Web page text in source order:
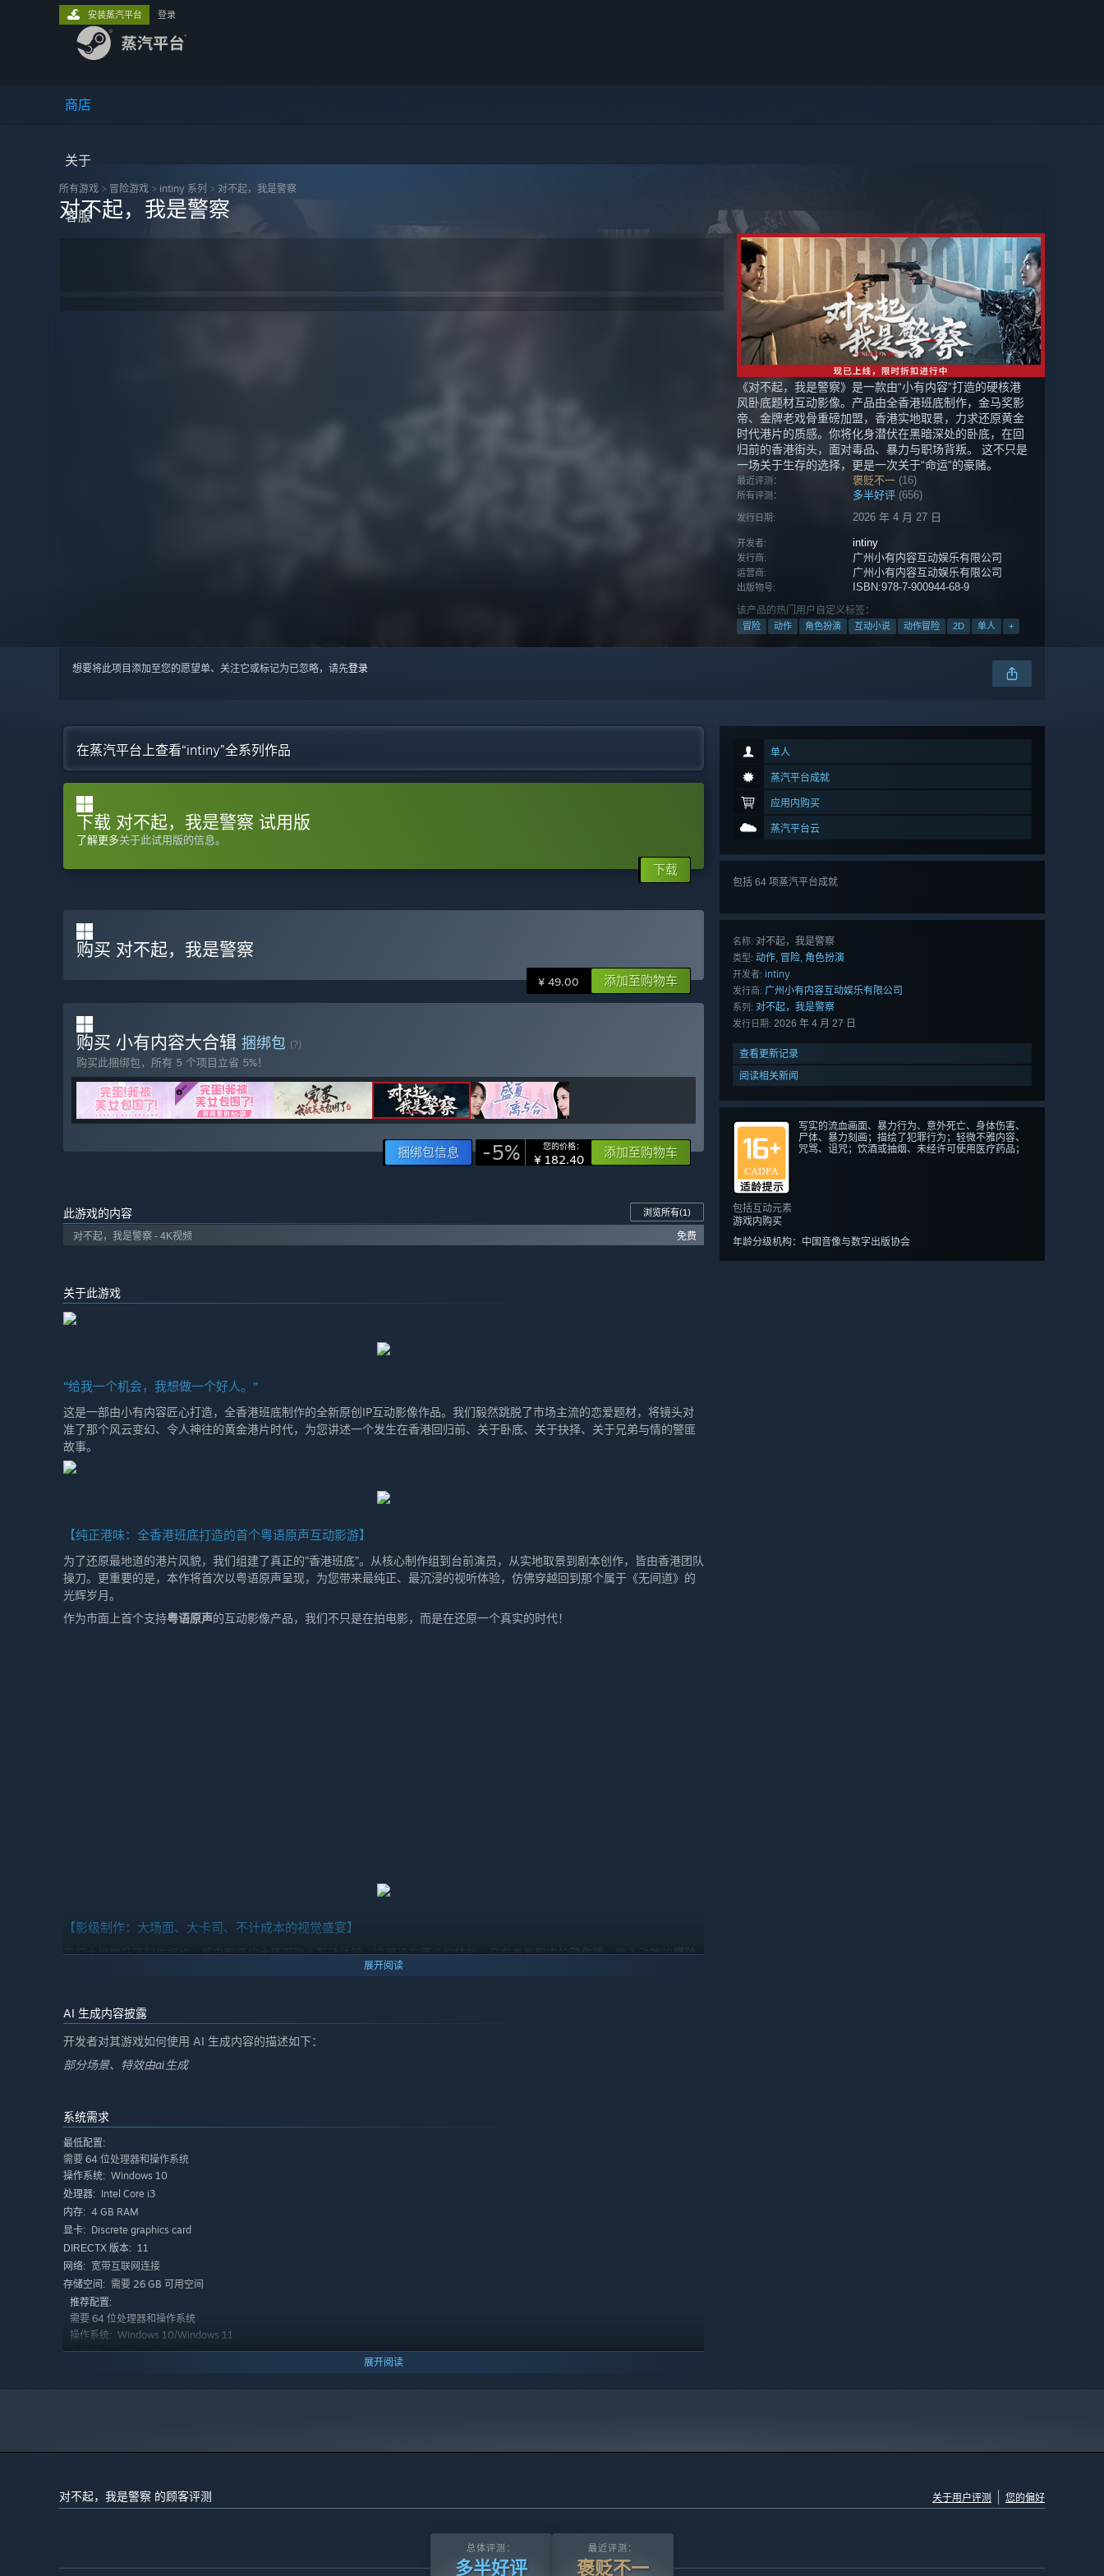
商店
关于
客服
安装蒸汽平台 登录
所有游戏 > 冒险‎游戏 > intiny 系列 > 对不起，我是警察
对不起，我是警察
《对不起，我是警察》是一款由“小有内容”打造的硬核港
风卧底题材互动影像。产品由全香港班底制作，金马奖影
帝、金牌老戏骨重磅加盟，香港实地取景，力求还原黄金
时代港片的质感。你将化身潜伏在黑暗深处的卧底，在回
归前的香港街头，面对毒品、暴力与职场背叛。 这不只是
一场关于生存的选择，更是一次关于“命运”的豪赌。
最近评测： 褒贬不一 (16)
所有评测： 多半好评 (656)
发行日期: 2026 年 4 月 27 日
开发者: intiny
发行商: 广州小有内容互动娱乐有限公司
运营商: 广州小有内容互动娱乐有限公司
出版物号: ISBN:978-7-900944-68-9
该产品的热门用户自定义标签：
冒险 动作 角色扮演 互动小说 动作冒险 2D 单人 +
想要将此项目添加至您的愿望单、关注它或标记为已忽略，请先登录
单人
蒸汽平台成就
应用内购买
蒸汽平台云
包括 64 项蒸汽平台成就
名称: 对不起，我是警察
类型: 动作, 冒险, 角色扮演
开发者: intiny
发行商: 广州小有内容互动娱乐有限公司
系列: 对不起，我是警察
发行日期: 2026 年 4 月 27 日
查看更新记录
阅读相关新闻
写实的流血画面、暴力行为、意外死亡、身体伤害、
尸体、暴力刻画；描绘了犯罪行为；轻微不雅内容、
咒骂、诅咒；饮酒或抽烟、未经许可使用医疗药品；
包括互动元素
游戏内购买
年龄分级机构：中国音像与数字出版协会
在蒸汽平台上查看“intiny”全系列作品
下载 对不起，我是警察 试用版
了解更多关于此试用版的信息。
下载
购买 对不起，我是警察
¥ 49.00 添加至购物车
购买 小有内容大合辑 捆绑包 (?)
购买此捆绑包，所有 5 个项目立省 5%！
捆绑包信息 -5% 您的价格：
¥ 182.40 添加至购物车
此游戏的内容 浏览所有(1)
对不起，我是警察 - 4K视频 免费
关于此游戏
“给我一个机会，我想做一个好人。”
这是一部由小有内容匠心打造，全香港班底制作的全新原创IP互动影像作品。我们毅然跳脱了市场主流的恋爱题材，将镜头对
准了那个风云变幻、令人神往的黄金港片时代，为您讲述一个发生在香港回归前、关于卧底、关于抉择、关于兄弟与情的警匪
故事。
【纯正港味：全香港班底打造的首个粤语原声互动影游】
为了还原最地道的港片风貌，我们组建了真正的“香港班底”。从核心制作组到台前演员，从实地取景到剧本创作，皆由香港团队
操刀。更重要的是，本作将首次以粤语原声呈现，为您带来最纯正、最沉浸的视听体验，仿佛穿越回到那个属于《无间道》的
光辉岁月。
作为市面上首个支持粤语原声的互动影像产品，我们不只是在拍电影，而是在还原一个真实的时代！
【影级制作：大场面、大卡司、不计成本的视觉盛宴】
我们大幅提升了制作规格，将电影级的大场面融入互动体验。这里没有廉价的特效，只有拳拳到肉的动作戏、惊心动魄的爆破
每一帧都只为剧情服务，旨在为您带来超越以往的沉浸感与冲击力。
更有影帝级演员 重磅加盟，用殿堂级演技，为您演绎这场正邪交锋的生死棋局。
展开阅读
AI 生成内容披露
开发者对其游戏如何使用 AI 生成内容的描述如下：
部分场景、特效由ai生成
系统需求
最低配置:
需要 64 位处理器和操作系统
操作系统: Windows 10
处理器: Intel Core i3
内存: 4 GB RAM
显卡: Discrete graphics card
DIRECTX 版本: 11
网络: 宽带互联网连接
存储空间: 需要 26 GB 可用空间
推荐配置:
需要 64 位处理器和操作系统
操作系统: Windows 10/Windows 11
处理器: Intel Core i5 or AMD equivalent or above
展开阅读
对不起，我是警察 的顾客评测 关于用户评测 您的偏好
总体评测：
多半好评
最近评测：
褒贬不一